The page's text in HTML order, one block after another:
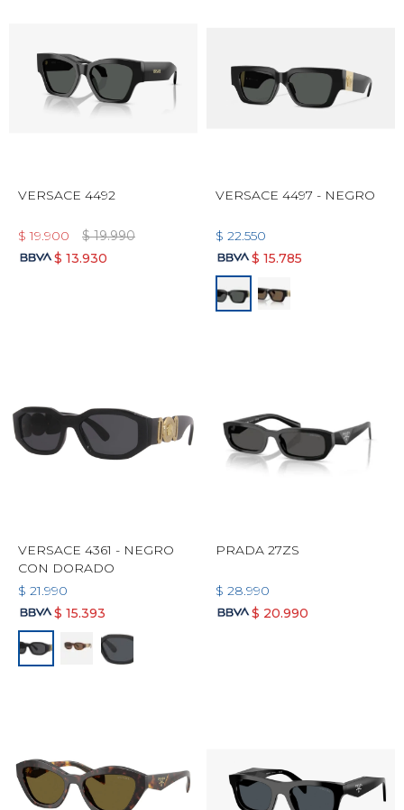
VERSACE 4492
$ 19.900 $ 19.990
$ 13.930
VERSACE 4497 - NEGRO
$ 22.550
$ 15.785
VERSACE 4361 - NEGRO
CON DORADO
$ 21.990
$ 15.393
PRADA 27ZS
$ 28.990
$ 20.990